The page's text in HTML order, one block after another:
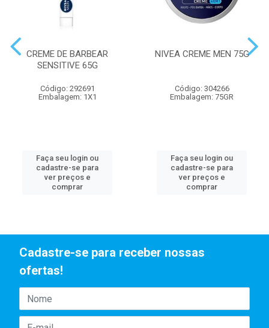
CREME DE BARBEAR
SENSITIVE 65G
Código: 292691
Embalagem: 1X1
Faça seu login ou
cadastre-se para
ver preços e
comprar
NIVEA CREME MEN 75G
Código: 304266
Embalagem: 75GR
Faça seu login ou
cadastre-se para
ver preços e
comprar
Cadastre-se para receber nossas
ofertas!